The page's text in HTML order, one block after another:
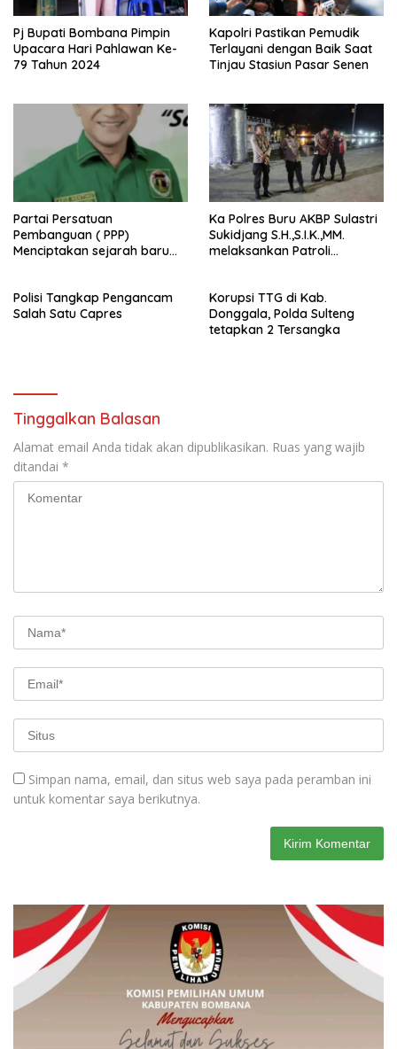
Pj Bupati Bombana Pimpin
Upacara Hari Pahlawan Ke-
79 Tahun 2024
Kapolri Pastikan Pemudik
Terlayani dengan Baik Saat
Tinjau Stasiun Pasar Senen
Partai Persatuan
Pembanguan ( PPP)
Menciptakan sejarah baru
Buru (Namlea).
Ka Polres Buru AKBP Sulastri
Sukidjang S.H.,S.I.K.,MM.
melaksankan Patroli
Polisi Tangkap Pengancam
Salah Satu Capres
Korupsi TTG di Kab.
Donggala, Polda Sulteng
tetapkan 2 Tersangka
Tinggalkan Balasan
Alamat email Anda tidak akan dipublikasikan. Ruas yang wajib
ditandai *
Simpan nama, email, dan situs web saya pada peramban ini
untuk komentar saya berikutnya.